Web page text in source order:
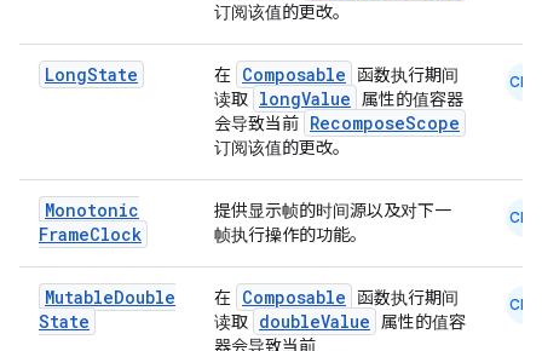
订阅该值的更改。
LongState 在 Composable 函数执行期间
读取 longValue 属性的值容器
会导致当前 RecomposeScope
订阅该值的更改。
CMN
Monotonic
FrameClock
提供显示帧的时间源以及对下一
帧执行操作的功能。
CMN
MutableDouble
State
在 Composable 函数执行期间
读取 doubleValue 属性的值容
器会导致当前
CMN